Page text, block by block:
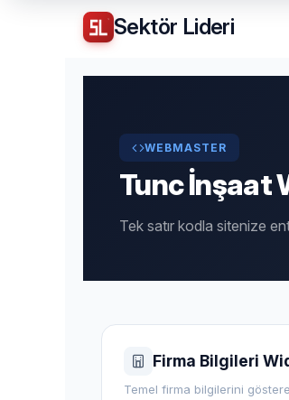
Sektör Lideri
WEBMASTER
Tunc İnşaat
Tek satır kodla sitenize
Firma Bilgileri
Temel firma bilgilerini